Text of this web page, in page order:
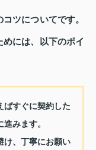
ツについてです。
には、以下のポイ
ばすぐに契約した
みます。
け、丁寧にお願い